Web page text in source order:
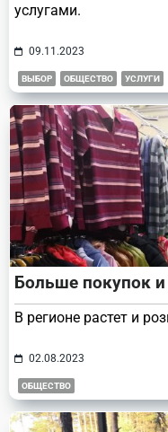
услугами.
09.11.2023
ВЫБОР ОБЩЕСТВО УСЛУГИ
Больше покупок
В регионе растет и
02.08.2023
ОБЩЕСТВО